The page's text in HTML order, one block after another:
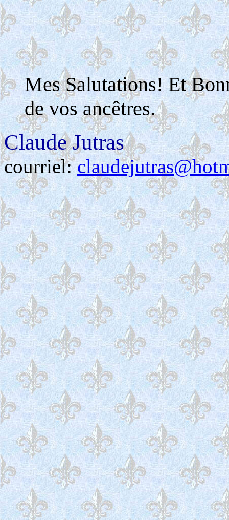
Mes Salutations! Et
de vos ancêtres.
Claude Jutras
courriel: